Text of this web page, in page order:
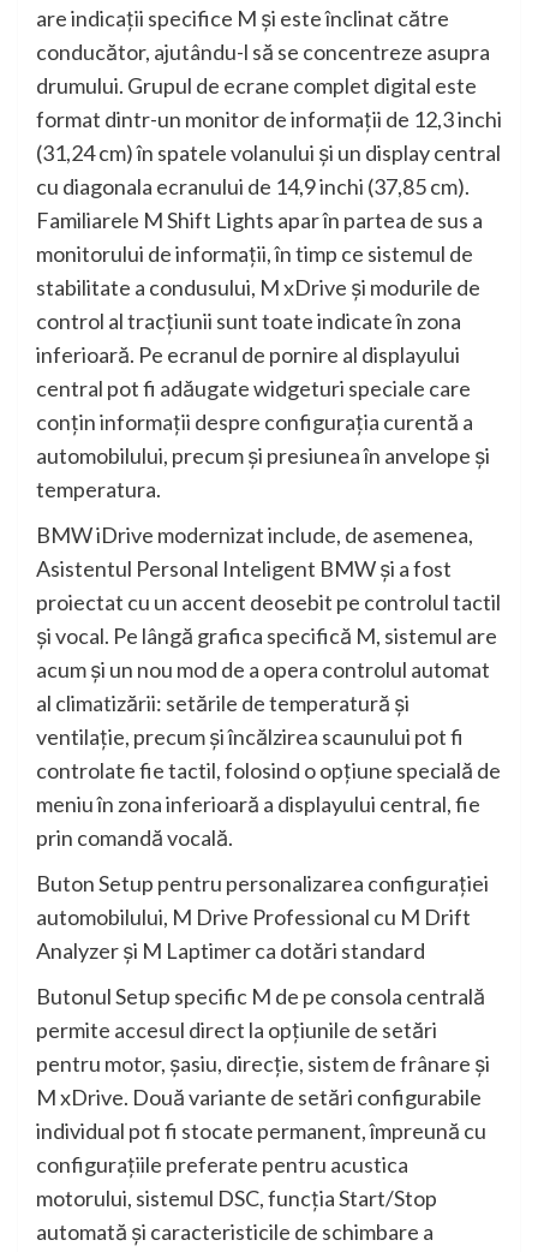
are indicaţii specifice M şi este înclinat către
conducător, ajutându-l să se concentreze asupra
drumului. Grupul de ecrane complet digital este
format dintr-un monitor de informaţii de 12,3 inchi
(31,24 cm) în spatele volanului şi un display central
cu diagonala ecranului de 14,9 inchi (37,85 cm).
Familiarele M Shift Lights apar în partea de sus a
monitorului de informaţii, în timp ce sistemul de
stabilitate a condusului, M xDrive şi modurile de
control al tracţiunii sunt toate indicate în zona
inferioară. Pe ecranul de pornire al displayului
central pot fi adăugate widgeturi speciale care
conţin informaţii despre configuraţia curentă a
automobilului, precum şi presiunea în anvelope şi
temperatura.
BMW iDrive modernizat include, de asemenea,
Asistentul Personal Inteligent BMW şi a fost
proiectat cu un accent deosebit pe controlul tactil
şi vocal. Pe lângă grafica specifică M, sistemul are
acum şi un nou mod de a opera controlul automat
al climatizării: setările de temperatură şi
ventilaţie, precum şi încălzirea scaunului pot fi
controlate fie tactil, folosind o opţiune specială de
meniu în zona inferioară a displayului central, fie
prin comandă vocală.
Buton Setup pentru personalizarea configuraţiei
automobilului, M Drive Professional cu M Drift
Analyzer şi M Laptimer ca dotări standard
Butonul Setup specific M de pe consola centrală
permite accesul direct la opţiunile de setări
pentru motor, şasiu, direcţie, sistem de frânare şi
M xDrive. Două variante de setări configurabile
individual pot fi stocate permanent, împreună cu
configuraţiile preferate pentru acustica
motorului, sistemul DSC, funcţia Start/Stop
automată şi caracteristicile de schimbare a